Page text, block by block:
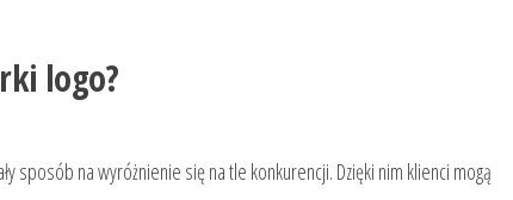
logo?
sposób na wyróżnienie się na tle konkurencji. Dzięki nim klienci mogą